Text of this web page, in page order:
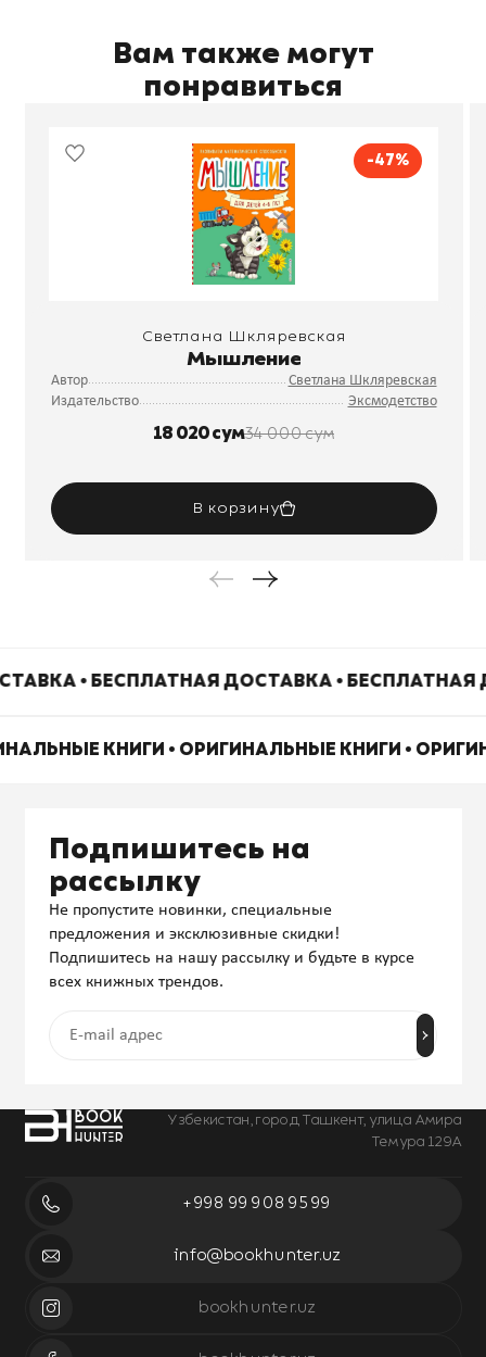
Вам также могут
понравиться
-47%
Светлана Шкляревская
Мышление
Автор
Светлана Шкляревская
Издательство
Эксмодетство
18 020 сум34 000 сум
В корзину
• БЕСПЛАТНАЯ ДОСТАВКА •
КНИГИ • ОРИГИНАЛЬНЫЕ КНИГИ •
Узбекистан, город Ташкент, улица Амира
Темура 129А
+998 99 908 95 99
info@bookhunter.uz
bookhunter.uz
Подпишитесь на
рассылку
Не пропустите новинки, специальные
предложения и эксклюзивные скидки!
Подпишитесь на нашу рассылку и будьте в курсе
всех книжных трендов.